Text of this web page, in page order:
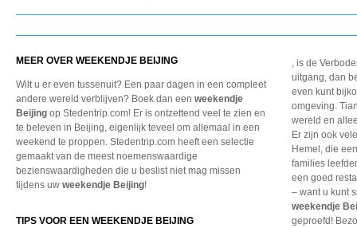
MEER OVER WEEKENDJE BEIJING
Wilt u er even tussenuit? Een paar dagen in een compleet
andere wereld verblijven? Boek dan een weekendje
Beijing op Stedentrip.com! Er is ontzettend veel te zien en
te beleven in Beijing, eigenlijk teveel om allemaal in een
weekend te proppen. Stedentrip.com heeft een selectie
gemaakt van de meest noemenswaardige
bezienswaardigheden die u beslist niet mag missen
tijdens uw weekendje Beijing!
TIPS VOOR EEN WEEKENDJE BEIJING
, is de
uitgang, dan
even kunt
omgeving.
wereld en
Er zijn ook
Hemel, die
families
een goed
– want u kunt
weekendje
geproefd!